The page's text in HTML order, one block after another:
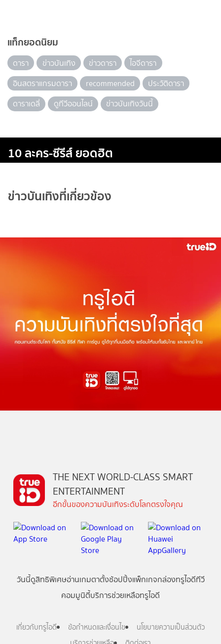
แท็กยอดนิยม
ดารา ข่าวบันเทิง ข่าวดารา
ไอจีดารา
อินสตราแกรมดารา
recommended
ประวัติดารา
ดาราเดลี่
ดูทีวีออนไลน์ ข่าวบันเทิงวันนี้
10 ละคร-ซีรีส์ ยอดฮิต
ข่าวบันเทิงที่เกี่ยวข้อง
THE NEXT WORLD-CLASS SMART
ENTERTAINMENT
อีกขั้นของความบันเทิงระดับโลกตรงใจคุณ
วันนี้ดูสิทธิพิเศษอ่านเกมตาตั้งช้อปปิ้งแพ็กเกจกล่องทรูไอดีทีวี
คอมมูนิตี้บริการช่วยเหลือทรูไอดี
เกี่ยวกับทรูไอดี ข้อกำหนดและเงื่อนไข
นโยบายความเป็นส่วนตัว